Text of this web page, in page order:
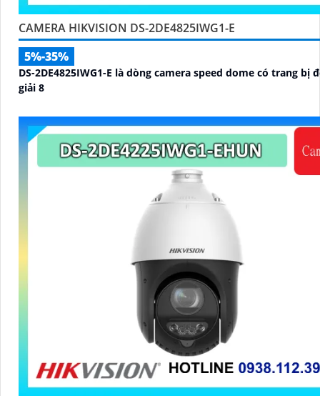
CAMERA HIKVISION DS-2DE4825IWG1-E
5%-35%
DS-2DE4825IWG1-E là dòng camera speed dome có trang bị
giải 8